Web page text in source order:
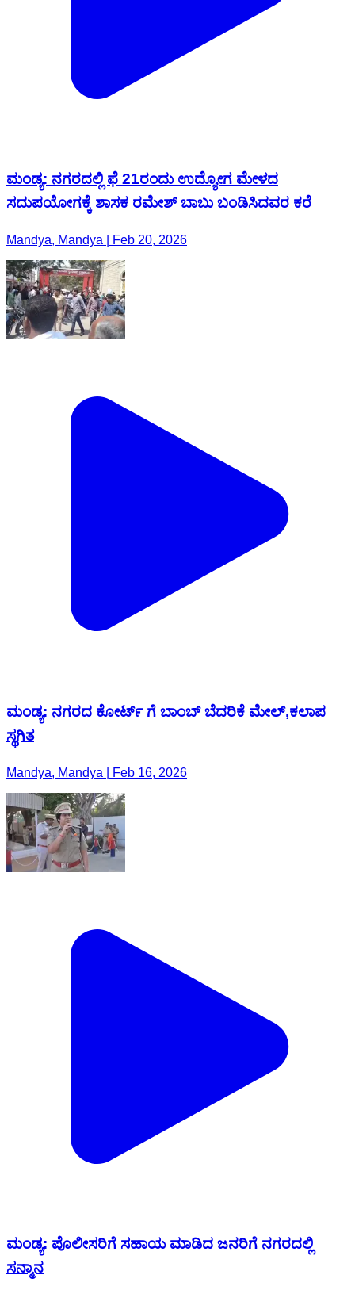
ಮಂಡ್ಯ: ನಗರದಲ್ಲಿ ಫೆ 21ರಂದು ಉದ್ಯೋಗ ಮೇಳದ
ಸದುಪಯೋಗಕ್ಕೆ ಶಾಸಕ ರಮೇಶ್ ಬಾಬು ಬಂಡಿಸಿದವರ ಕರೆ
Mandya, Mandya | Feb 20, 2026
ಮಂಡ್ಯ: ನಗರದ ಕೋರ್ಟ್‌ ಗೆ ಬಾಂಬ್ ಬೆದರಿಕೆ ಮೇಲ್,ಕಲಾಪ
ಸ್ಥಗಿತ
Mandya, Mandya | Feb 16, 2026
ಮಂಡ್ಯ: ಪೊಲೀಸರಿಗೆ ಸಹಾಯ ಮಾಡಿದ ಜನರಿಗೆ ನಗರದಲ್ಲಿ
ಸನ್ಮಾನ